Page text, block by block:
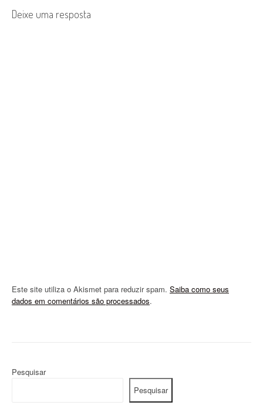
n
Deixe uma resposta
Este site utiliza o Akismet para reduzir spam. Saiba como seus
dados em comentários são processados.
Pesquisar
Pesquisar